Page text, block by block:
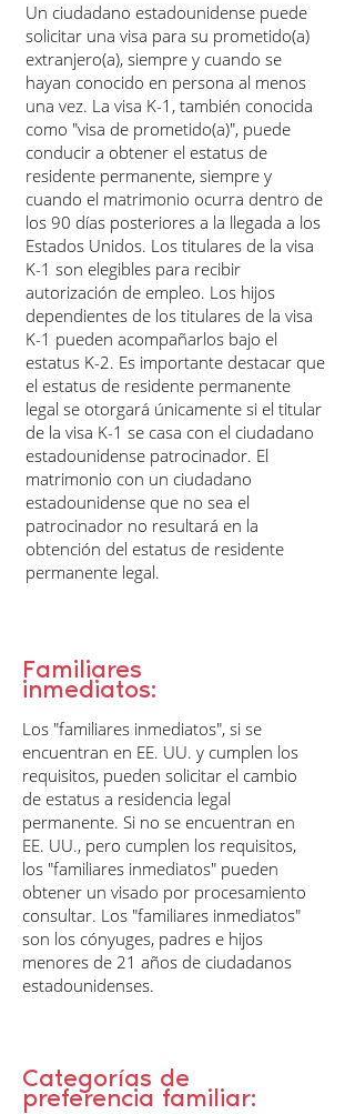
Un ciudadano estadounidense puede
solicitar una visa para su prometido(a)
extranjero(a), siempre y cuando se
hayan conocido en persona al menos
una vez. La visa K-1, también conocida
como "visa de prometido(a)", puede
conducir a obtener el estatus de
residente permanente, siempre y
cuando el matrimonio ocurra dentro de
los 90 días posteriores a la llegada a los
Estados Unidos. Los titulares de la visa
K-1 son elegibles para recibir
autorización de empleo. Los hijos
dependientes de los titulares de la visa
K-1 pueden acompañarlos bajo el
estatus K-2. Es importante destacar que
el estatus de residente permanente
legal se otorgará únicamente si el titular
de la visa K-1 se casa con el ciudadano
estadounidense patrocinador. El
matrimonio con un ciudadano
estadounidense que no sea el
patrocinador no resultará en la
obtención del estatus de residente
permanente legal.
Familiares
inmediatos:
Los "familiares inmediatos", si se
encuentran en EE. UU. y cumplen los
requisitos, pueden solicitar el cambio
de estatus a residencia legal
permanente. Si no se encuentran en
EE. UU., pero cumplen los requisitos,
los "familiares inmediatos" pueden
obtener un visado por procesamiento
consultar. Los "familiares inmediatos"
son los cónyuges, padres e hijos
menores de 21 años de ciudadanos
estadounidenses.
Categorías de
preferencia familiar: